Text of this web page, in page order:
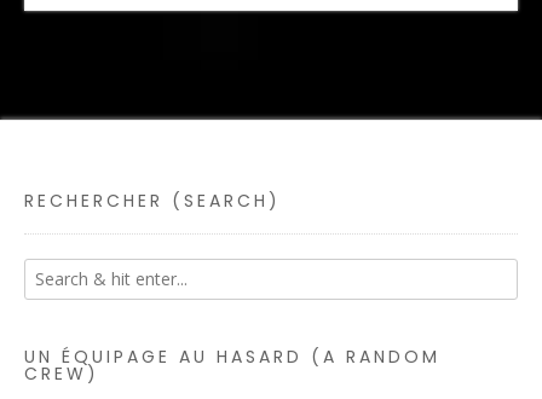
RECHERCHER (SEARCH)
UN ÉQUIPAGE AU HASARD (A RANDOM
CREW)